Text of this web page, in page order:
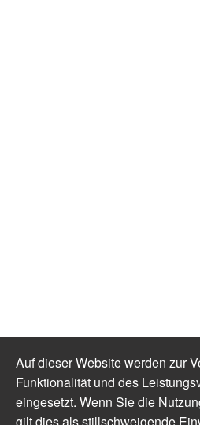
Auf dieser Website werden zur
Funktionalität und des
eingesetzt. Wenn Sie die